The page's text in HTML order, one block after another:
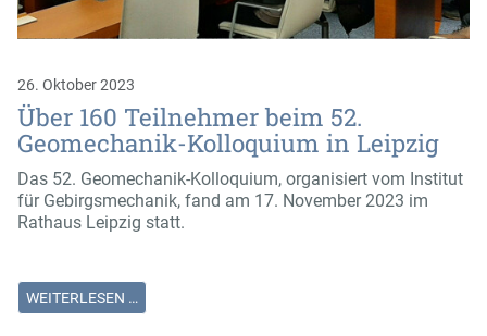
26. Oktober 2023
Über 160 Teilnehmer beim 52.
Geomechanik-Kolloquium in Leipzig
Das 52. Geomechanik-Kolloquium, organisiert vom Institut
für Gebirgsmechanik, fand am 17. November 2023 im
Rathaus Leipzig statt.
WEITERLESEN …